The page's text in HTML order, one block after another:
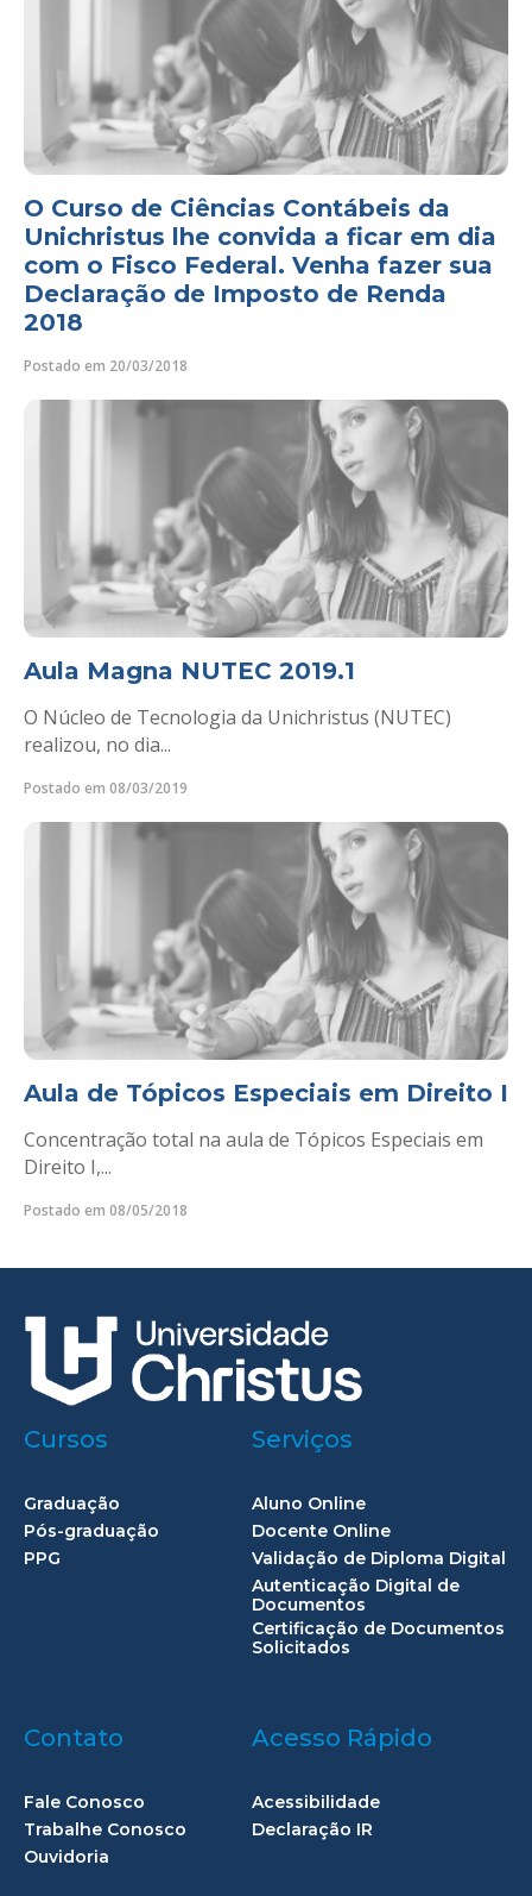
O Curso de Ciências Contábeis da
Unichristus lhe convida a ficar em dia
com o Fisco Federal. Venha fazer sua
Declaração de Imposto de Renda
2018
Postado em 20/03/2018
Aula Magna NUTEC 2019.1
O Núcleo de Tecnologia da Unichristus (NUTEC)
realizou, no dia...
Postado em 08/03/2019
Aula de Tópicos Especiais em Direito I
Concentração total na aula de Tópicos Especiais em
Direito I,...
Postado em 08/05/2018
Cursos
Graduação
Pós-graduação
PPG
Serviços
Aluno Online
Docente Online
Validação de Diploma Digital
Autenticação Digital de
Documentos
Certificação de Documentos
Solicitados
Contato
Fale Conosco
Trabalhe Conosco
Ouvidoria
Acesso Rápido
Acessibilidade
Declaração IR